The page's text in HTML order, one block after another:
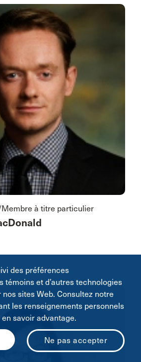
à titre particulier
des préférences
témoins et d’autres technologies
sites Web. Consultez notre
les renseignements personnels
en savoir advantage.